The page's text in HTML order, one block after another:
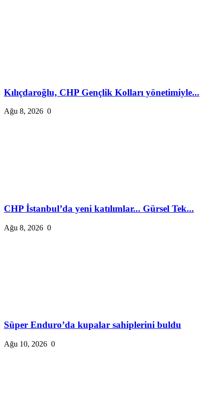
Kılıçdaroğlu, CHP Gençlik Kolları yönetimiyle...
Ağu 8, 2026 0
CHP İstanbul’da yeni katılımlar... Gürsel Tek...
Ağu 8, 2026 0
Süper Enduro’da kupalar sahiplerini buldu
Ağu 10, 2026 0